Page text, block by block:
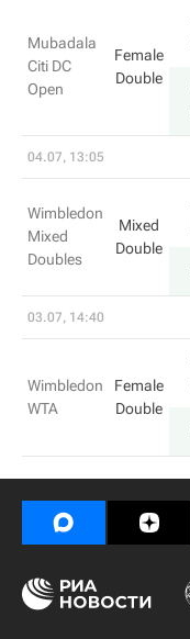
Mubadala
Citi DC
Open
Female
Double
04.07, 13:05
Wimbledon
Mixed
Doubles
Mixed
Double
03.07, 14:40
Wimbledon
WTA
Female
Double